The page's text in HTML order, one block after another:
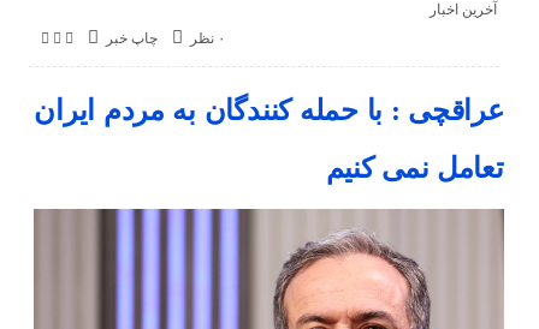
چاپ خبر ۰ نظر
آخرین اخبار
عراقچی : با حمله کنندگان به مردم ایران
تعامل نمی کنیم